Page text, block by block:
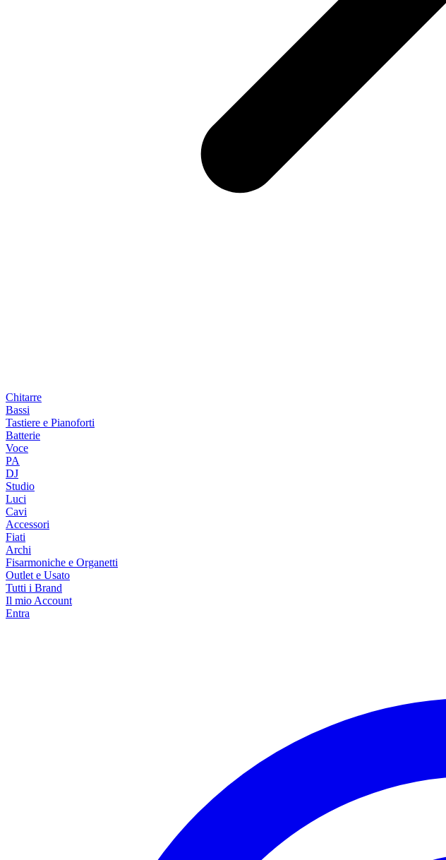
Chitarre
Bassi
Tastiere e Pianoforti
Batterie
Voce
PA
DJ
Studio
Luci
Cavi
Accessori
Fiati
Archi
Fisarmoniche e Organetti
Outlet e Usato
Tutti i Brand
Il mio Account
Entra